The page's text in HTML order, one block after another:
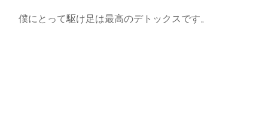
僕にとって駆け足は最高のデトックスです。